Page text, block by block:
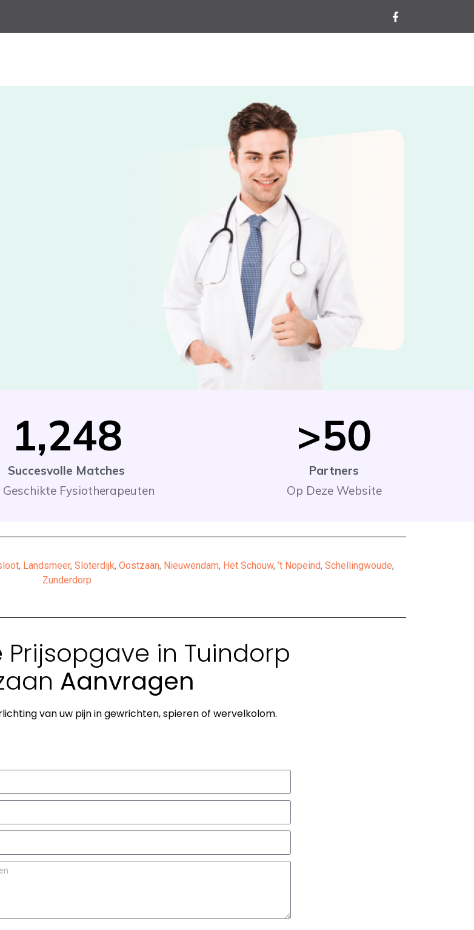
Succesvolle Matches
1,248
Geschikte Fysiotherapeuten
Partners
>50
Op Deze Website
, Landsmeer, Sloterdijk, Oostzaan, Nieuwendam, Het Schouw, ’t Nopeind, Schellingwoude,
Zunderdorp
Prijsopgave in Tuindorp
Aanvragen
van uw pijn in gewrichten, spieren of wervelkolom.